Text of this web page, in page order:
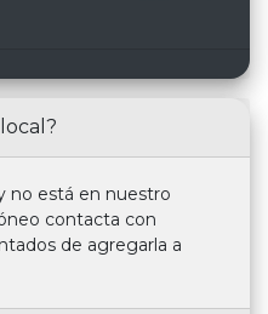
no está en nuestro
contacta con
de agregarla a